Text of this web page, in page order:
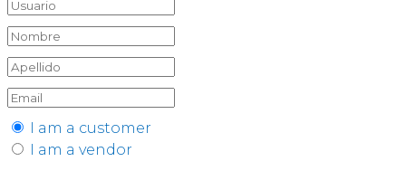
I am a customer
I am a vendor